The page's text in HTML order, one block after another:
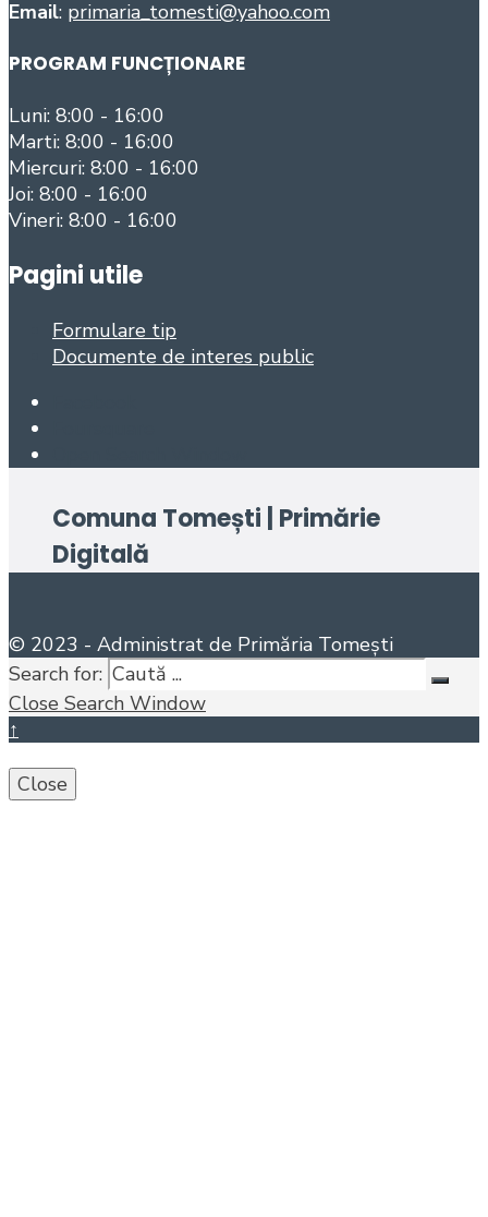
Email: primaria_tomesti@yahoo.com
PROGRAM FUNCȚIONARE
Luni: 8:00 - 16:00
Marti: 8:00 - 16:00
Miercuri: 8:00 - 16:00
Joi: 8:00 - 16:00
Vineri: 8:00 - 16:00
Pagini utile
Formulare tip
Documente de interes public
Comuna Tomești | Primărie
Digitală
© 2023 - Administrat de Primăria Tomești
Search for:
Close Search Window
↑
Close